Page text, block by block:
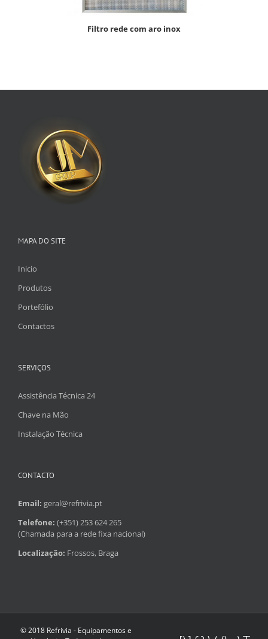
filtro rede com aro inox
MAPA DO SITE
Inicio
Produtos
Portefólio
Contactos
SERVIÇOS
Assistência Técnica 24
Chave na Mão
Instalação Técnica
CONTACTO
Email: geral@refrivia.pt
Telefone: (+351) 253 624 265
(Chamada para a rede fixa nacional)
Localização: Frossos, Braga
© 2018 Refrivia - Equipamentos e